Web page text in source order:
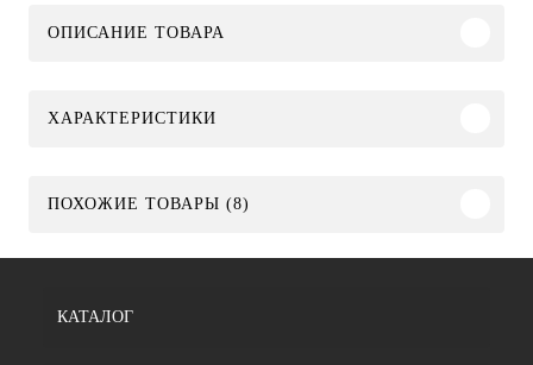
ОПИСАНИЕ ТОВАРА
ХАРАКТЕРИСТИКИ
ПОХОЖИЕ ТОВАРЫ (8)
КАТАЛОГ